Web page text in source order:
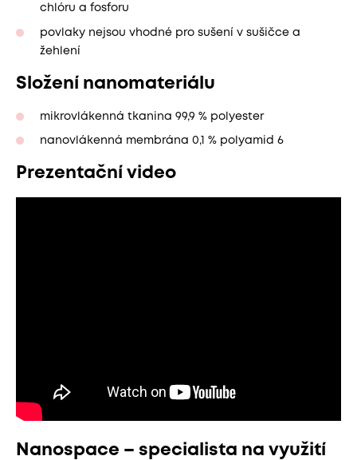
chlóru a fosforu
povlaky nejsou vhodné pro sušení v sušičce a
žehlení
Složení nanomateriálu
mikrovlákenná tkanina 99,9 % polyester
nanovlákenná membrána 0,1 % polyamid 6
Prezentační video
Nanospace – specialista na využití